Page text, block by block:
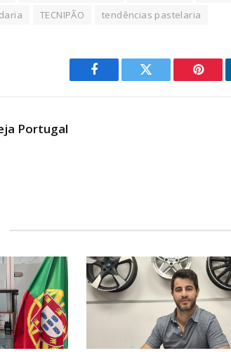
TECNIPÃO tendências pastelaria
Facebook Twitter
Portugal